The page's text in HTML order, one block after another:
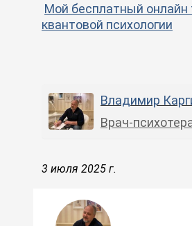
Мой бесплатный онлайн
квантовой психологии
Владимир
Врач-
3 июля 2025 г.